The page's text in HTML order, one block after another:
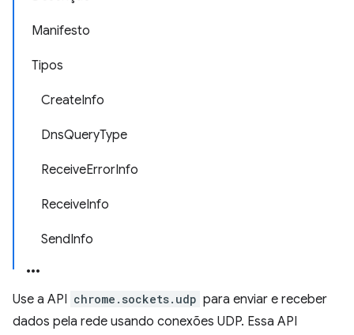
Manifesto
Tipos
CreateInfo
DnsQueryType
ReceiveErrorInfo
ReceiveInfo
SendInfo
Use a API chrome.sockets.udp para enviar e receber
dados pela rede usando conexões UDP. Essa API